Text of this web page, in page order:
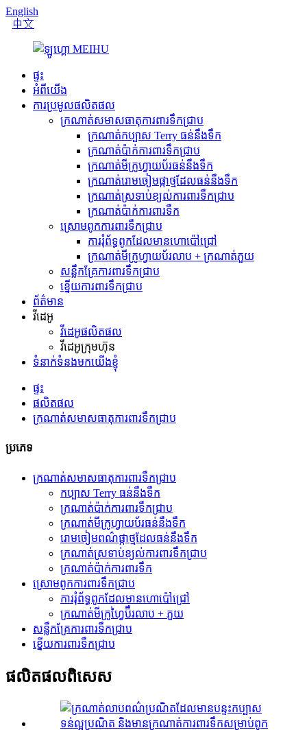
English
中文
ផ្ទះ
អំពីយើង
ការប្រមូលផលិតផល
ក្រណាត់សមាសធាតុការពារទឹកជ្រាប
ក្រណាត់កប្បាស Terry ធន់នឹងទឹក
ក្រណាត់ប៉ាក់ការពារទឹកជ្រាប
ក្រណាត់មីក្រូហ្វាយប័រធន់នឹងទឹក
ក្រណាត់រោមចៀមផ្កាថ្មដែលធន់នឹងទឹក
ក្រណាត់ស្រទាប់ខ្យល់ការពារទឹកជ្រាប
ក្រណាត់​ប៉ាក់​ការពារ​ទឹក
ស្រោមពូកការពារទឹកជ្រាប
ការរុំព័ទ្ធពូកដែលមានហោប៉ៅជ្រៅ
ក្រណាត់មីក្រូហ្វាយប័រលាប + ក្រណាត់ភួយ
សន្លឹកគ្រែការពារទឹកជ្រាប
ខ្នើយការពារទឹកជ្រាប
ព័ត៌មាន
វីដេអូ
វីដេអូផលិតផល
វីដេអូក្រុមហ៊ុន
ទំនាក់ទំនងមកយើងខ្ញុំ
ផ្ទះ
ផលិតផល
ក្រណាត់សមាសធាតុការពារទឹកជ្រាប
ប្រភេទ
ក្រណាត់សមាសធាតុការពារទឹកជ្រាប
កប្បាស Terry ធន់នឹងទឹក
ក្រណាត់ប៉ាក់ការពារទឹកជ្រាប
ក្រណាត់មីក្រូហ្វាយប័រធន់នឹងទឹក
រោមចៀមពណ៌ផ្កាថ្មដែលធន់នឹងទឹក
ក្រណាត់ស្រទាប់ខ្យល់ការពារទឹកជ្រាប
ក្រណាត់​ប៉ាក់​ការពារ​ទឹក
ស្រោមពូកការពារទឹកជ្រាប
ការរុំព័ទ្ធពូកដែលមានហោប៉ៅជ្រៅ
ក្រណាត់មីក្រូហ្វៃប៊ឺរលាប + ភួយ
សន្លឹកគ្រែការពារទឹកជ្រាប
ខ្នើយការពារទឹកជ្រាប
ផលិតផល​ពិសេស